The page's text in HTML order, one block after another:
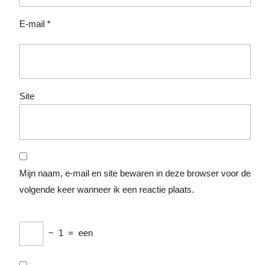
E-mail *
Site
Mijn naam, e-mail en site bewaren in deze browser voor de
volgende keer wanneer ik een reactie plaats.
− 1 = een